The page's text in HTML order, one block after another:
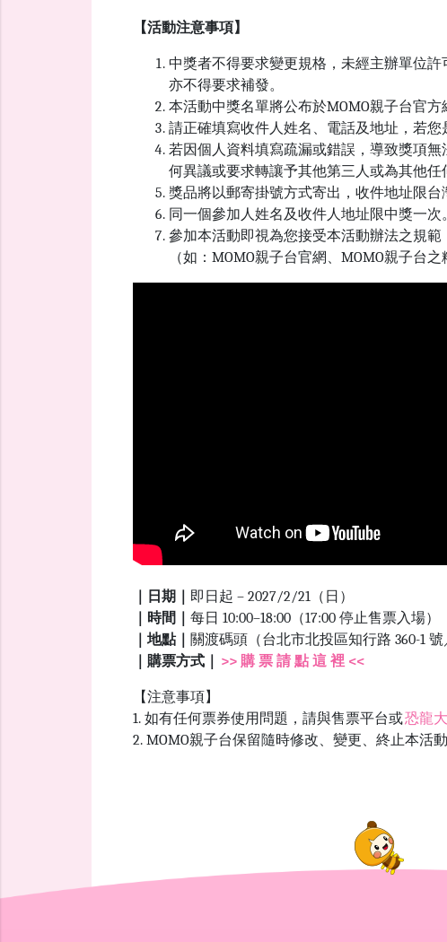
【活動注意事項】
中獎者不得要求變更規格，未經主辦單位
亦不得要求補發。
本活動中獎名單將公布於MOMO親子台官方
請正確填寫收件人姓名、電話及地址，若
若因個人資料填寫疏漏或錯誤，導致獎項
何異議或要求轉讓予其他第三人或為其他任
獎品將以郵寄掛號方式寄出，收件地址限台
同一個參加人姓名及收件人地址限中獎一次。
參加本活動即視為您接受本活動辦法之規
（如：MOMO親子台官網、MOMO親子台
｜日期｜ 即日起 – 2027/2/21（日）
｜時間｜ 每日 10:00–18:00（17:00 停止售票入場）
｜地點｜ 關渡碼頭（台北市北投區知行路 360-1 號
｜購票方式｜
>> 購 票 請 點 這 裡 <<
【注意事項】
1. 如有任何票券使用問題，請與售票平台或恐龍
2. MOMO親子台保留隨時修改、變更、終止本活動